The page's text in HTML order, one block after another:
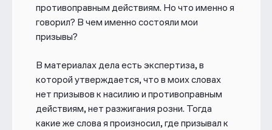
противоправным действиям. Но что именно я
говорил? В чем именно состояли мои
призывы?
В материалах дела есть экспертиза, в
которой утверждается, что в моих словах
нет призывов к насилию и противоправным
действиям, нет разжигания розни. Тогда
какие же слова я произносил, где призывал к